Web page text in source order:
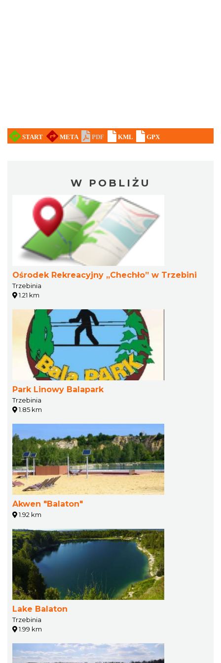
W POBLIŻU
Ośrodek Rekreacyjny „Chechło” w Trzebini
Trzebinia
1.21 km
Park Linowy Balapark
Trzebinia
1.85 km
Akwen "Balaton"
1.92 km
Lake Balaton
Trzebinia
1.99 km